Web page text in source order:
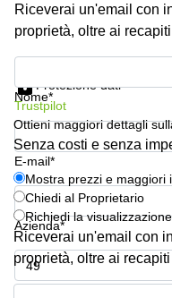
Pescara
Coworking
Brescia
Affitto
Business
Centers
a
Treviso
Affitto
Business
Centers
a Napoli
Uffici
in
Riceverai un'email con
proprietà, oltre ai
Nome*
E-mail*
Azienda*
Numero di telefono*
Protezione dati
Trustpilot
Ottieni maggiori dettagli
Senza costi e senza
Mostra prezzi e maggiori
Chiedi al Proprietario
Richiedi la visualizzazione
Riceverai un'email con
proprietà, oltre ai